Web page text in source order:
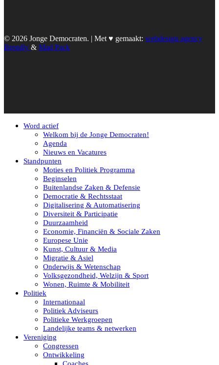
© 2026 Jonge Democraten. | Met ♥︎ gemaakt: webdesign agency
Brendly & Mad Pack
Word actief
Welkom bij de Jonge Democraten!
Agenda
Nieuws en Vacatures
Standpunten
Moties en Politiek Programma
Beginselen
Buitenlandse Zaken & Defensie
Democratie & Rechtsstaat
Digitalisering & Automatisering
Diversiteit & Participatie
Duurzaamheid
Economie, Financiën & Sociale Zaken
Europese Unie
Kunst, Cultuur & Media
Migratie & Asiel
Onderwijs & Wetenschap
Volksgezondheid, Welzijn & Sport
Wonen, Ruimte & Mobiliteit
Politiek
Internationaal
Politiek Adviseurs
Politieke Werkgroepen
Landelijke teams & netwerken
Vereniging
Congressen
Ontwikkeling